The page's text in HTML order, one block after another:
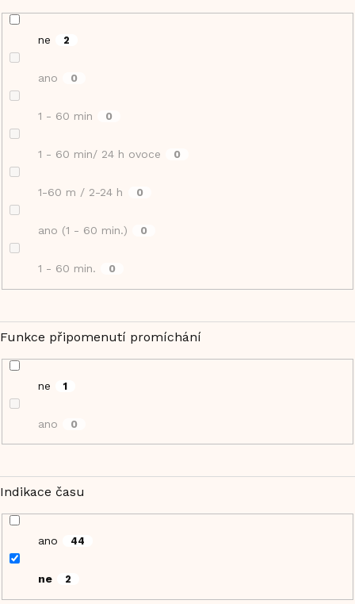
ne 2
ano 0
1 - 60 min 0
1 - 60 min/ 24 h ovoce 0
1-60 m / 2-24 h 0
ano (1 - 60 min.) 0
1 - 60 min. 0
Funkce připomenutí promíchání
ne 1
ano 0
Indikace času
ano 44
ne 2